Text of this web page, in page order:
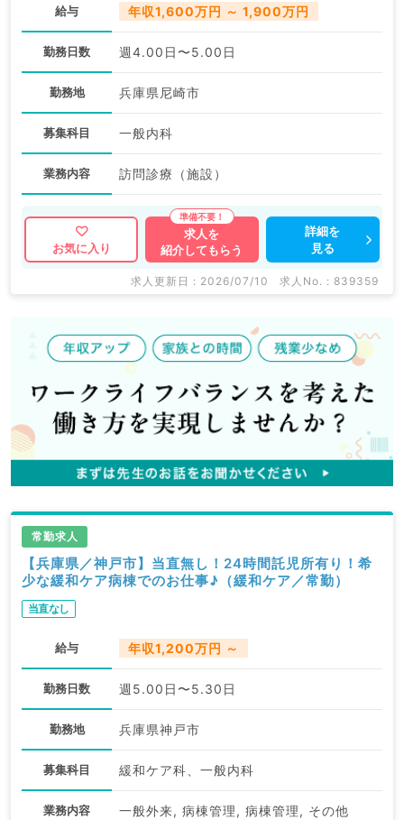
給与 年収1,600万円 ～ 1,900万円
勤務日数 週4.00日〜5.00日
勤務地 兵庫県尼崎市
募集科目 一般内科
業務内容 訪問診療（施設）
お気に入り
求人を
紹介してもらう
詳細を
見る
求人更新日 : 2026/07/10 求人No. : 839359
常勤求人
【兵庫県／神戸市】当直無し！24時間託児所有り！希
少な緩和ケア病棟でのお仕事♪（緩和ケア／常勤）
当直なし
給与 年収1,200万円 ～
勤務日数 週5.00日〜5.30日
勤務地 兵庫県神戸市
募集科目 緩和ケア科、一般内科
業務内容 一般外来, 病棟管理, 病棟管理, その他